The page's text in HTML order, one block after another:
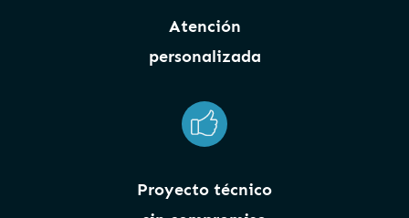
Atención
personalizada
Proyecto técnico